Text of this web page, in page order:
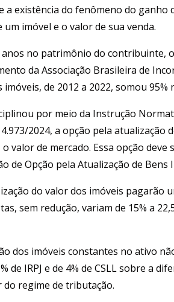
a existência do fenômeno do
imóvel e o valor de sua venda.
no patrimônio do contribuinte,
da Associação Brasileira de
imóveis, de 2012 a 2022, somou 95%
por meio da Instrução
2024, a opção pela atualização
valor de mercado. Essa opção deve
de Opção pela Atualização de Bens
do valor dos imóveis pagarão
sem redução, variam de 15% a
dos imóveis constantes no ativo
de IRPJ e de 4% de CSLL sobre a
do regime de tributação.